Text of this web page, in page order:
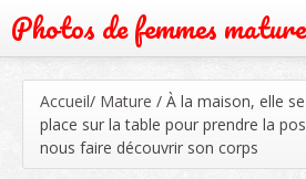
Photos de femmes
Grand mère
Mature
Accueil/ Mature / À la maison, elle se
place sur la table pour prendre la
nous faire découvrir son corps